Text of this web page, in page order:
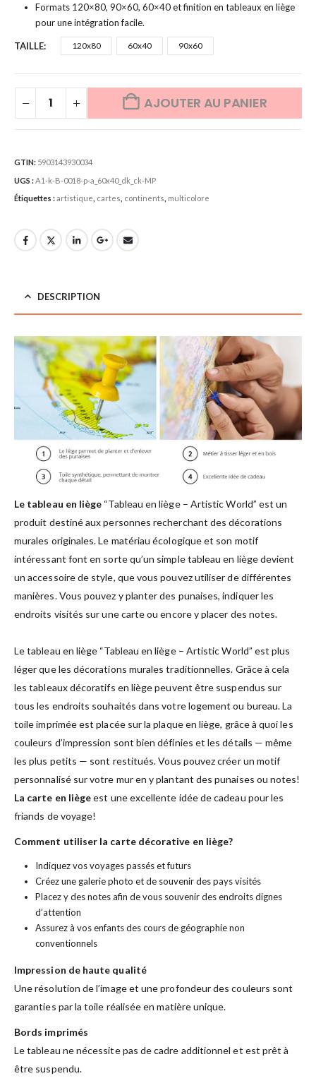
Formats 120×80, 90×60, 60×40 et finition en tableaux en liège
pour une intégration facile.
TAILLE 120x80 60x40 90x60
AJOUTER AU PANIER
GTIN: 5903143930034
UGS : A1-k-B-0018-p-a_60x40_dk_ck-MP
Étiquettes :artistique cartes continents multicolore
DESCRIPTION
Le tableau en liège “Tableau en liège – Artistic World” est un
produit destiné aux personnes recherchant des décorations
murales originales. Le matériau écologique et son motif
intéressant font en sorte qu’un simple tableau en liège devient
un accessoire de style, que vous pouvez utiliser de différentes
manières. Vous pouvez y planter des punaises, indiquer les
endroits visités sur une carte ou encore y placer des notes.
Le tableau en liège “Tableau en liège – Artistic World” est plus
léger que les décorations murales traditionnelles. Grâce à cela
les tableaux décoratifs en liège peuvent être suspendus sur
tous les endroits souhaités dans votre logement ou bureau. La
toile imprimée est placée sur la plaque en liège, grâce à quoi les
couleurs d’impression sont bien définies et les détails — même
les plus petits — sont restitués. Vous pouvez créer un motif
personnalisé sur votre mur en y plantant des punaises ou notes!
La carte en liègeest une excellente idée de cadeau pour les
friands de voyage!
Comment utiliser la carte décorative en liège?
Indiquez vos voyages passés et futurs
Créez une galerie photo et de souvenir des pays visités
Placez y des notes afin de vous souvenir des endroits dignes
d’attention
Assurez à vos enfants des cours de géographie non
conventionnels
Impression de haute qualité
Une résolution de l’image et une profondeur des couleurs sont
garanties par la toile réalisée en matière unique.
Bords imprimés
Le tableau ne nécessite pas de cadre additionnel et est prêt à
être suspendu.